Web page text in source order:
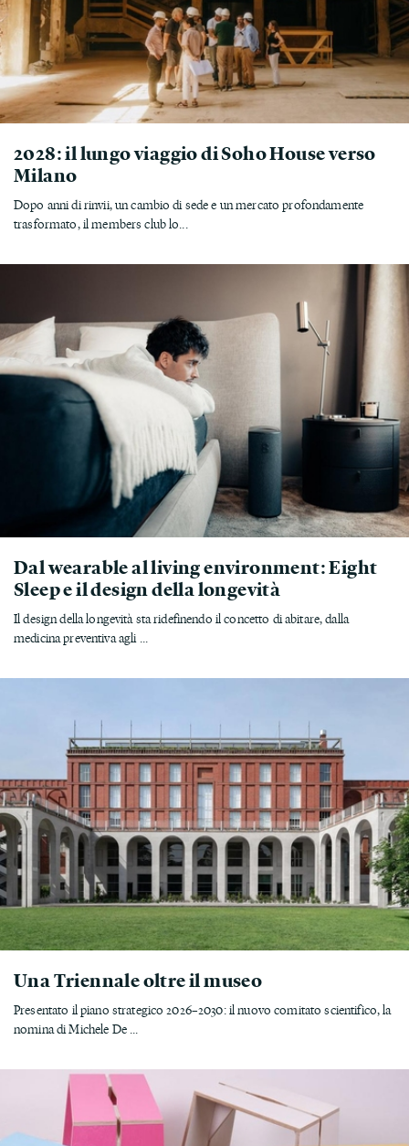
2028: il lungo viaggio di Soho House verso
Milano
Dopo anni di rinvii, un cambio di sede e un mercato profondamente
trasformato, il members club lo...
Dal wearable al living environment: Eight
Sleep e il design della longevità
Il design della longevità sta ridefinendo il concetto di abitare, dalla
medicina preventiva agli ...
Una Triennale oltre il museo
Presentato il piano strategico 2026–2030: il nuovo comitato scientifico, la
nomina di Michele De ...